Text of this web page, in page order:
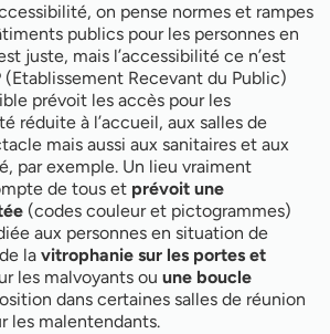
on pense normes et rampes
publics pour les personnes en
juste, mais l’accessibilité ce n’est
(Etablissement Recevant du Public)
prévoit les accès pour les
réduite à l’accueil, aux salles de
mais aussi aux sanitaires et aux
par exemple. Un lieu vraiment
de tous et prévoit une
(codes couleur et pictogrammes)
aux personnes en situation de
la vitrophanie sur les portes et
les malvoyants ou une boucle
dans certaines salles de réunion
les malentendants.